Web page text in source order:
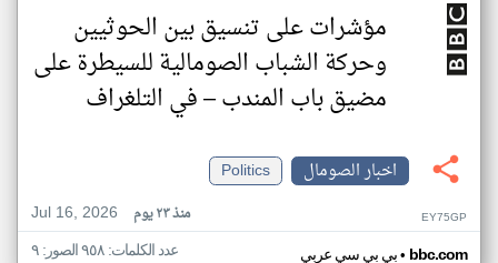
مؤشرات على تنسيق بين الحوثيين
وحركة الشباب الصومالية للسيطرة على
مضيق باب المندب – في التلغراف
اخبار الصومال
Politics
Jul 16, 2026
منذ ٢٣ يوم EY75GP
بي بي سي عربي• bbc.com عدد الكلمات: ٩٥٨ الصور: ٩